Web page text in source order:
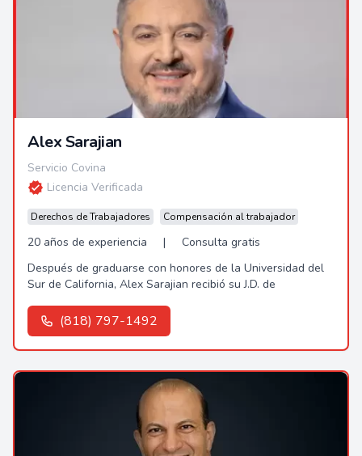
Alex Sarajian
Servicio Covina
Licencia Verificada
Derechos de Trabajadores Compensación al trabajador
20 años de experiencia |
Consulta gratis
Después de graduarse con honores de la Universidad del
Sur de California, Alex Sarajian recibió su J.D. de
(818) 797-1492